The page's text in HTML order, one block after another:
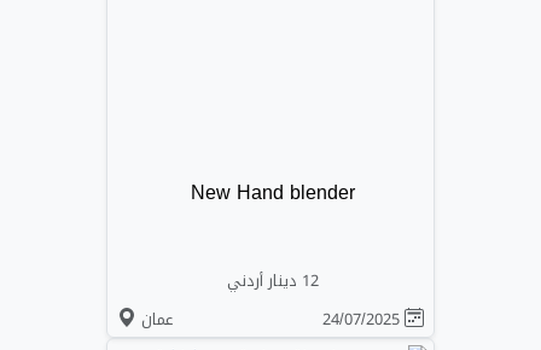
New Hand blender
12 دينار أردني
عمان